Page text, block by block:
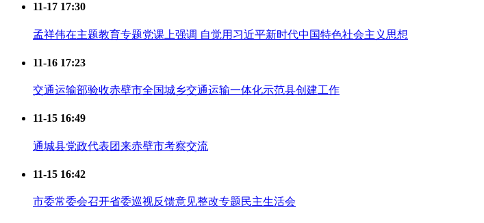
11-17 17:30
孟祥伟在主题教育专题党课上强调 自觉用习近平新时代中国特色社会主义思想
11-16 17:23
交通运输部验收赤壁市全国城乡交通运输一体化示范县创建工作
11-15 16:49
通城县党政代表团来赤壁市考察交流
11-15 16:42
市委常委会召开省委巡视反馈意见整改专题民主生活会